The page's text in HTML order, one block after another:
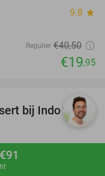
9.8 star
Regulier €40,50
€19,95
38%
bij Indo Food
9.7star